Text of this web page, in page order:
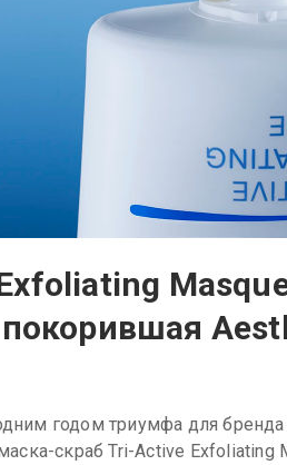
годом триумфа для
скраб Tri-Active Exfoliating